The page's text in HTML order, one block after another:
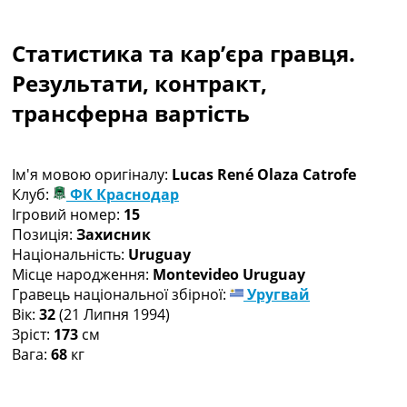
Чемпіонат Світу
Україна. Прем’єр-Ліга
Україна. Перша Ліга
Ліга Чемпіонів
Ще Турніри >>>
Таблиці
Чемпіонат Світу. Турнирні таблиці
Таблиця УПЛ
Перша Ліга
Таблиця АПЛ
Таблиця Ла Ліги
Таблиця Ліги Чемпіонів
Всі таблиці >>>
Рейтинги
Статистика та кар’єра гравця.
Результати, контракт,
трансферна вартість
Ім'я мовою оригіналу: Lucas René Olaza Catrofe
Клуб:
ФК Краснодар
Ігровий номер: 15
Позиція: Захисник
Національність: Uruguay
Місце народження: Montevideo Uruguay
Гравець національної збірної:
Уругвай
Вік: 32(21 Липня 1994)
Зріст: 173 см
Вага: 68 кг